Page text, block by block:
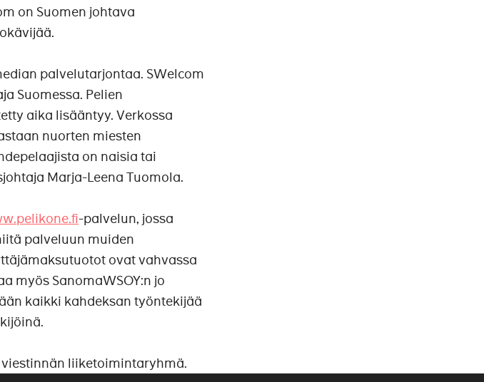
on Suomen johtava
palvelutarjontaa. SWelcom
Suomessa. Pelien
aika lisääntyy. Verkossa
nuorten miesten
on naisia tai
Marja-Leena Tuomola.
-palvelun, jossa
palveluun muiden
ovat vahvassa
myös SanomaWSOY:n jo
kaikki kahdeksan työntekijää
viestinnän liiketoimintaryhmä.